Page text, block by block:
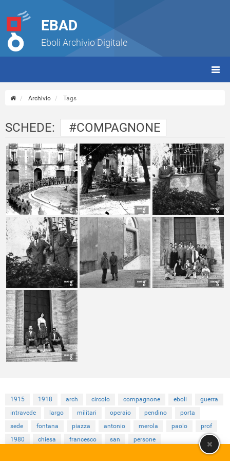
EBAD
Eboli Archivio Digitale
Archivio Tags
SCHEDE: #COMPAGNONE
1915 1918 arch circolo compagnone eboli
guerra
intravede
largo militari operaio pendino
porta
sede
fontana piazza antonio merola paolo
prof
1980
chiesa francesco san persone